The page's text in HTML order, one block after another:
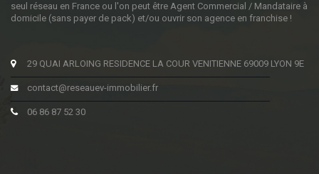
seul réseau en France ou l'on peut être Agent Commercial / Mandataire à
domicile (sans payer de pack) et/ou ouvrir son agence en franchise !
29 QUAI ARLOING RESIDENCE LA COUR VENITIENNE 69009 LYON 9E
contact@reseauev-immobilier.fr
06 86 87 52 30